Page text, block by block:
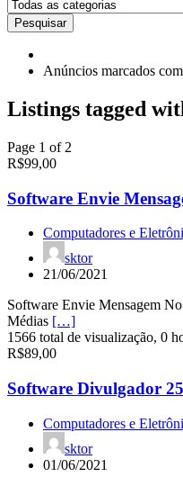
Pesquisar
Anúncios marcados
Listings tagged
Page 1 of 2
R$99,00
Software Envie
Computadores e
sktor
21/06/2021
Software Envie Mensagem
Médias […]
1566 total de visualização, 0
R$89,00
Software Divulgador
Computadores e
sktor
01/06/2021